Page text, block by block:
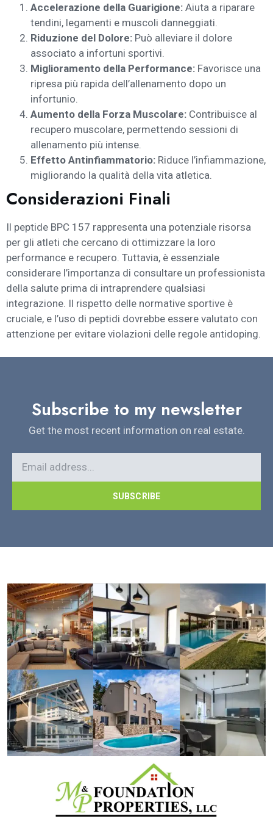
Accelerazione della Guarigione: Aiuta a riparare
tendini, legamenti e muscoli danneggiati.
Riduzione del Dolore: Può alleviare il dolore
associato a infortuni sportivi.
Miglioramento della Performance: Favorisce una
ripresa più rapida dell’allenamento dopo un
infortunio.
Aumento della Forza Muscolare: Contribuisce al
recupero muscolare, permettendo sessioni di
allenamento più intense.
Effetto Antinfiammatorio: Riduce l’infiammazione,
migliorando la qualità della vita atletica.
Considerazioni Finali
Il peptide BPC 157 rappresenta una potenziale risorsa
per gli atleti che cercano di ottimizzare la loro
performance e recupero. Tuttavia, è essenziale
considerare l’importanza di consultare un professionista
della salute prima di intraprendere qualsiasi
integrazione. Il rispetto delle normative sportive è
cruciale, e l’uso di peptidi dovrebbe essere valutato con
attenzione per evitare violazioni delle regole antidoping.
Subscribe to my newsletter
Get the most recent information on real estate.
SUBSCRIBE